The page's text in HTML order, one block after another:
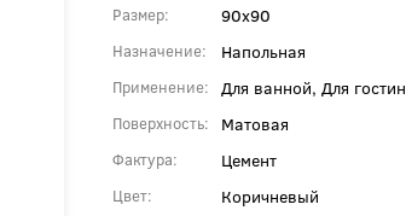
Размер 90x90
Назначение Напольная
Применение Для ванной, Для
Поверхность Матовая
Фактура Цемент
Цвет Коричневый